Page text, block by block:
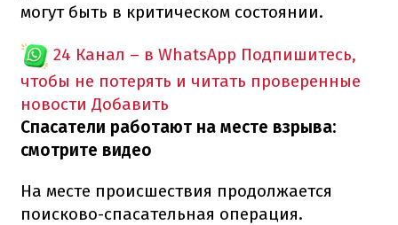
могут быть в критическом состоянии.
24 Канал – в WhatsApp Подпишитесь,
чтобы не потерять и читать проверенные
новости Добавить
Спасатели работают на месте взрыва:
смотрите видео
На месте происшествия продолжается
поисково-спасательная операция.